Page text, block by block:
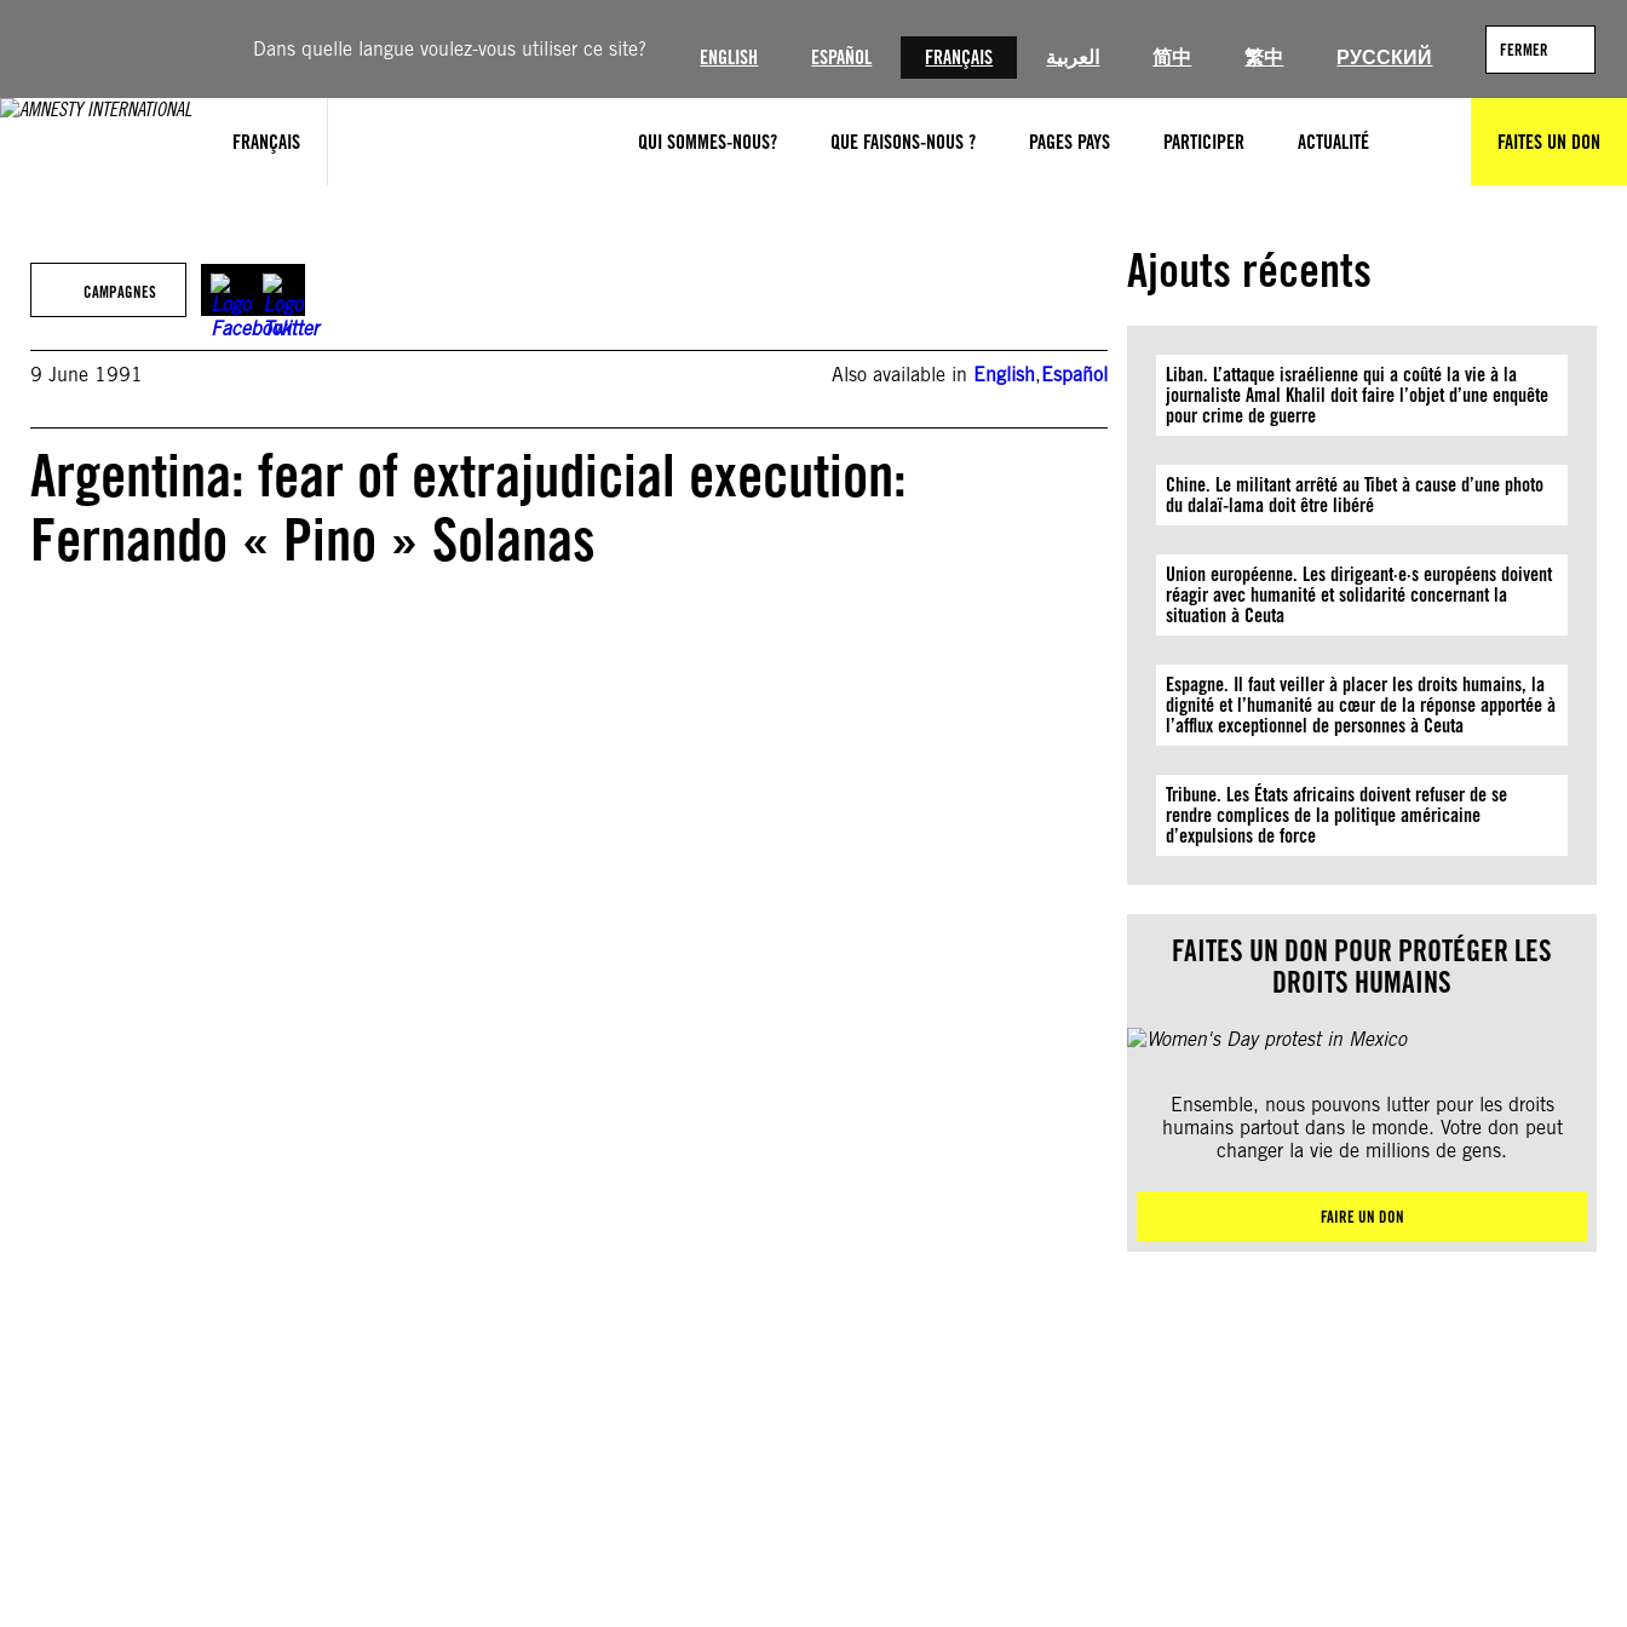
Dans quelle langue voulez-vous utiliser ce site? ENGLISH ESPAÑOL FRANÇAIS العربية 简中 繁中 РУССКИЙ FERMER
FRANÇAIS QUI SOMMES-NOUS? QUE FAISONS-NOUS ? PAGES PAYS PARTICIPER ACTUALITÉ RECHERCHERFAITES UN DON
CAMPAGNES
9 June 1991 Also available in English,Español
Argentina: fear of extrajudicial execution:
Fernando « Pino » Solanas
Ajouts récents
Liban. L’attaque israélienne qui a coûté la vie à la
journaliste Amal Khalil doit faire l’objet d’une enquête
pour crime de guerre
Chine. Le militant arrêté au Tibet à cause d’une photo
du dalaï-lama doit être libéré
Union européenne. Les dirigeant·e·s européens doivent
réagir avec humanité et solidarité concernant la
situation à Ceuta
Espagne. Il faut veiller à placer les droits humains, la
dignité et l’humanité au cœur de la réponse apportée à
l’afflux exceptionnel de personnes à Ceuta
Tribune. Les États africains doivent refuser de se
rendre complices de la politique américaine
d’expulsions de force
FAITES UN DON POUR PROTÉGER LES
DROITS HUMAINS
Ensemble, nous pouvons lutter pour les droits
humains partout dans le monde. Votre don peut
changer la vie de millions de gens.
FAIRE UN DON